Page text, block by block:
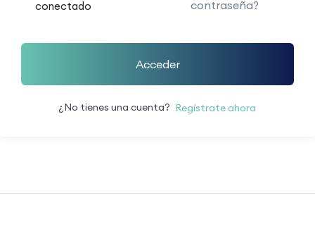
conectado
contraseña?
Acceder
¿No tienes una cuenta? Regístrate ahora